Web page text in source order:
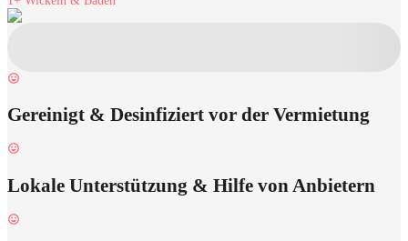
Gereinigt & Desinfiziert vor der Vermietung
Lokale Unterstützung & Hilfe von Anbietern